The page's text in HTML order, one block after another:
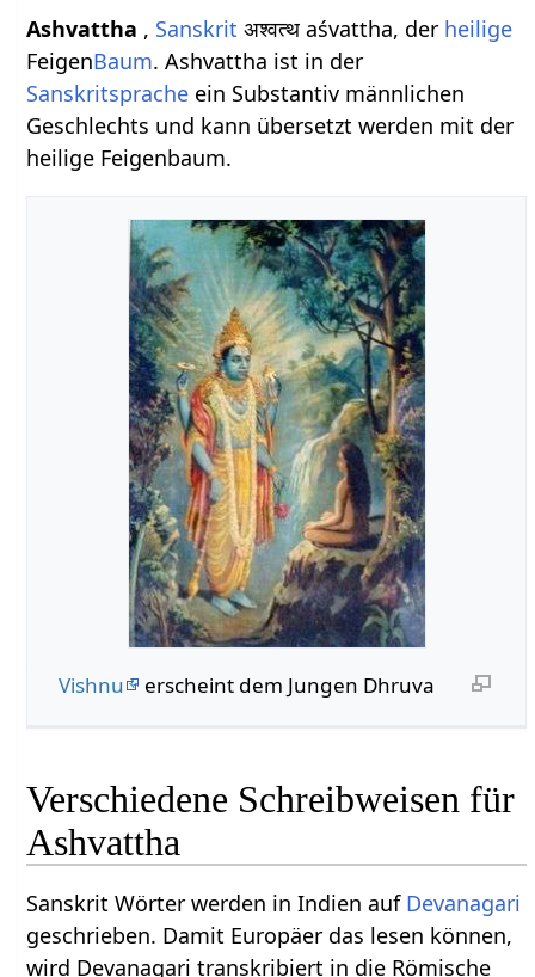
Ashvattha , Sanskrit अश्वत्थ aśvattha, der heilige
FeigenBaum. Ashvattha ist in der
Sanskritsprache ein Substantiv männlichen
Geschlechts und kann übersetzt werden mit der
heilige Feigenbaum.
Vishnu erscheint dem Jungen Dhruva
Verschiedene Schreibweisen für
Ashvattha
Sanskrit Wörter werden in Indien auf Devanagari
geschrieben. Damit Europäer das lesen können,
wird Devanagari transkribiert in die Römische